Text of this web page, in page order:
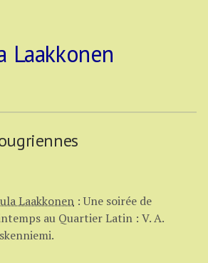
Laakkonen
Laakkonen :Une soirée de
au Quartier Latin : V. A.